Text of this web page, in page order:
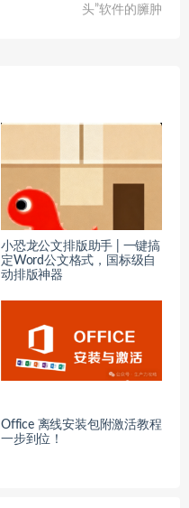
头”软件的臃肿
小恐龙公文排版助手 | 一键搞
定Word公文格式，国标级自
动排版神器
Office 离线安装包附激活教程
一步到位！